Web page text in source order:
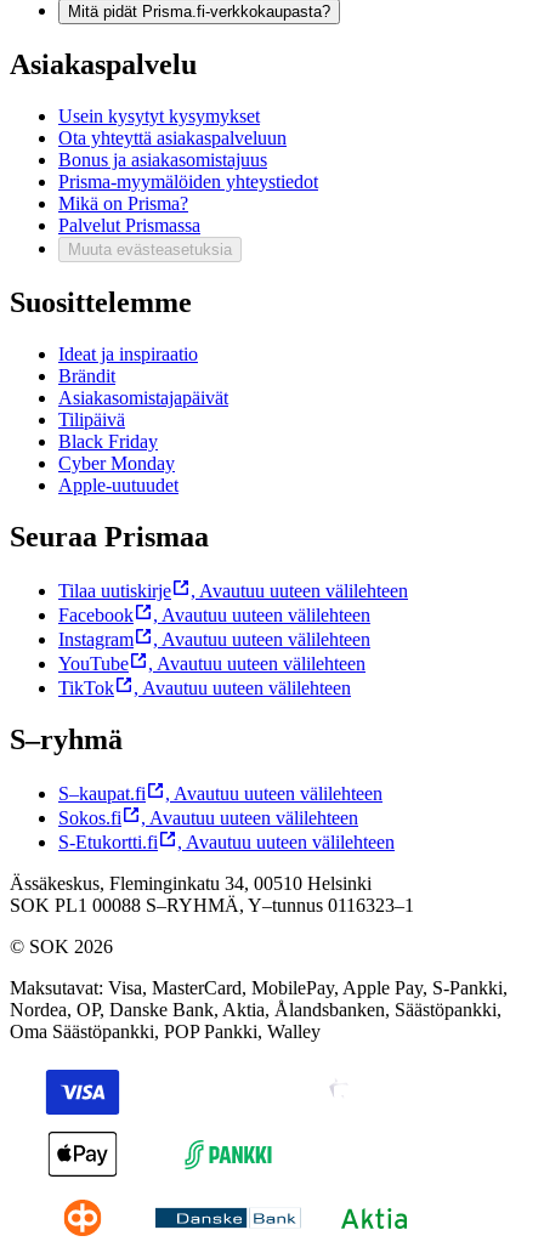
Mitä pidät Prisma.fi-verkkokaupasta?
Asiakaspalvelu
Usein kysytyt kysymykset
Ota yhteyttä asiakaspalveluun
Bonus ja asiakasomistajuus
Prisma-myymälöiden yhteystiedot
Mikä on Prisma?
Palvelut Prismassa
Muuta evästeasetuksia
Suosittelemme
Ideat ja inspiraatio
Brändit
Asiakasomistajapäivät
Tilipäivä
Black Friday
Cyber Monday
Apple-uutuudet
Seuraa Prismaa
Tilaa uutiskirje , Avautuu uuteen välilehteen
Facebook
, Avautuu uuteen välilehteen
Instagram
, Avautuu uuteen välilehteen
YouTube
, Avautuu uuteen välilehteen
TikTok
, Avautuu uuteen välilehteen
S–ryhmä
S–kaupat.fi , Avautuu uuteen välilehteen
Sokos.fi
, Avautuu uuteen välilehteen
S-Etukortti.fi
, Avautuu uuteen välilehteen
Ässäkeskus, Fleminginkatu 34, 00510 Helsinki
SOK PL1 00088 S–RYHMÄ, Y–tunnus 0116323–1
© SOK 2026
Maksutavat: Visa, MasterCard, MobilePay, Apple Pay, S-Pankki,
Nordea, OP, Danske Bank, Aktia, Ålandsbanken, Säästöpankki,
Oma Säästöpankki, POP Pankki, Walley